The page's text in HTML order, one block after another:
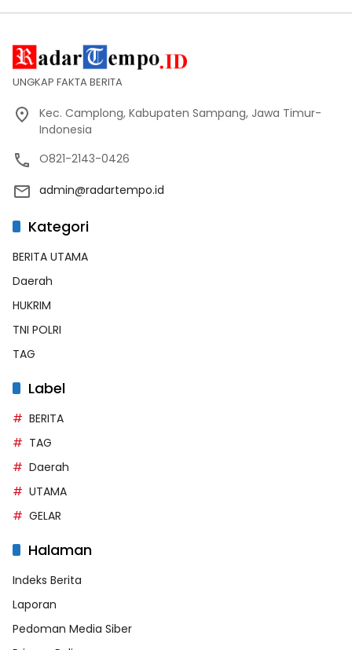
UNGKAP FAKTA BERITA
Kec. Camplong, Kabupaten Sampang, Jawa Timur-
Indonesia
O821-2143-0426
admin@radartempo.id
Kategori
BERITA UTAMA
Daerah
HUKRIM
TNI POLRI
TAG
Label
BERITA
TAG
Daerah
UTAMA
GELAR
Halaman
Indeks Berita
Laporan
Pedoman Media Siber